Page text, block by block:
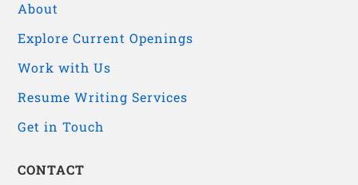
About
Explore Current Openings
Work with Us
Resume Writing Services
Get in Touch
CONTACT